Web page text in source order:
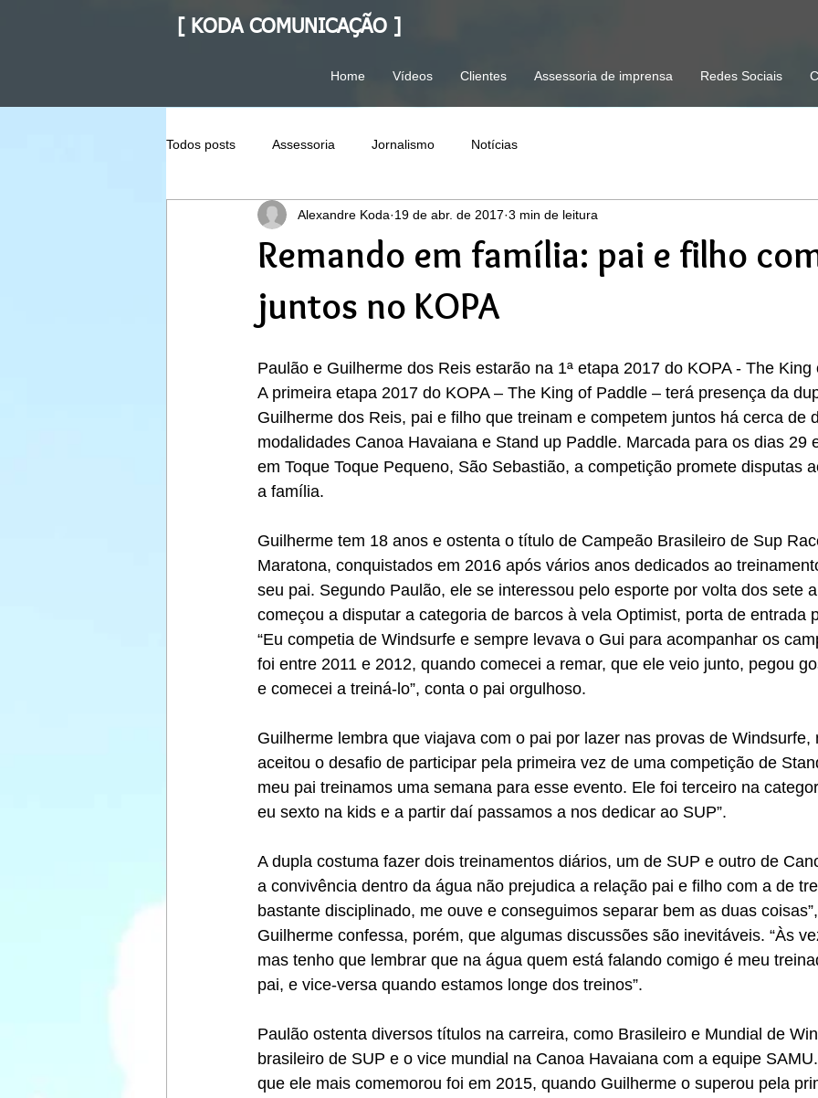
[ KODA COMUNICAÇÃO ]
Home Vídeos Clientes Assessoria de imprensa Redes Sociais
Todos posts Assessoria Jornalismo Notícias
Remando em família: pai e filho
juntos no KOPA
Alexandre Koda 19 de abr. de 2017 3 min de leitura
Paulão e Guilherme dos Reis estarão na 1ª etapa 2017 do KOPA - The
A primeira etapa 2017 do KOPA – The King of Paddle – terá presença da
Guilherme dos Reis, pai e filho que treinam e competem juntos há cerca de
modalidades Canoa Havaiana e Stand up Paddle. Marcada para os dias 29
em Toque Toque Pequeno, São Sebastião, a competição promete disputas
a família.
Guilherme tem 18 anos e ostenta o título de Campeão Brasileiro de Sup
Maratona, conquistados em 2016 após vários anos dedicados ao
seu pai. Segundo Paulão, ele se interessou pelo esporte por volta dos sete
começou a disputar a categoria de barcos à vela Optimist, porta de entrada
“Eu competia de Windsurfe e sempre levava o Gui para acompanhar os
foi entre 2011 e 2012, quando comecei a remar, que ele veio junto, pegou
e comecei a treiná-lo”, conta o pai orgulhoso.
Guilherme lembra que viajava com o pai por lazer nas provas de
aceitou o desafio de participar pela primeira vez de uma competição de
meu pai treinamos uma semana para esse evento. Ele foi terceiro na
eu sexto na kids e a partir daí passamos a nos dedicar ao SUP”.
A dupla costuma fazer dois treinamentos diários, um de SUP e outro de
a convivência dentro da água não prejudica a relação pai e filho com a de
bastante disciplinado, me ouve e conseguimos separar bem as duas
Guilherme confessa, porém, que algumas discussões são inevitáveis. “Às
mas tenho que lembrar que na água quem está falando comigo é meu
pai, e vice-versa quando estamos longe dos treinos”.
Paulão ostenta diversos títulos na carreira, como Brasileiro e Mundial de
brasileiro de SUP e o vice mundial na Canoa Havaiana com a equipe
que ele mais comemorou foi em 2015, quando Guilherme o superou pela